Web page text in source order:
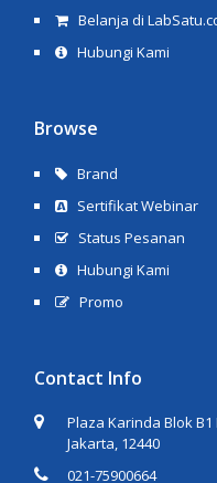
Belanja di
Hubungi Kami
Browse
Brand
Sertifikat Webinar
Status Pesanan
Hubungi Kami
Promo
Contact Info
Plaza Karinda Blok
Jakarta, 12440
021-75900664